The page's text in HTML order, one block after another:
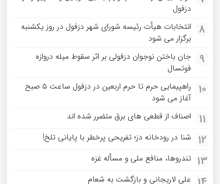
دزفول
8
انتخابات هیأت رئیسه شورای شهر دزفول در روز یکشنبه
برگزار می شود
9
جان باختن نوجوان دزفولی بر اثر سقوط میله دروازه
فوتسال
10
راهپیمایی حرم تا حرم اربعین در دزفول ساعت ۵ صبح
آغاز می شود
11 اصناف از قطعی های برق متضرر شده اند
12 شنا در رودخانه دز؛ تفریحی پرخطر با پایانی تلخ!
13 تندروها، منافع ملی و مسأله غزه
علی لاریجانی و بازگشت به شعام